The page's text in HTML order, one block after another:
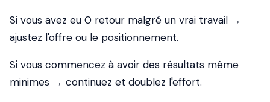
Si vous avez eu 0 retour malgré un vrai travail →
ajustez l'offre ou le positionnement.
Si vous commencez à avoir des résultats même
minimes → continuez et doublez l'effort.